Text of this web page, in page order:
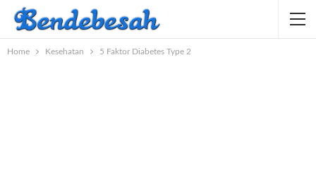
Home Kesehatan 5 Faktor Diabetes Type 2